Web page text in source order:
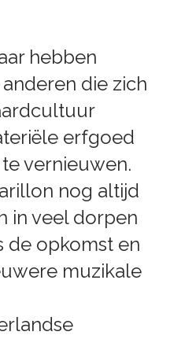
hebben
die zich
erfgoed
vernieuwen.
nog altijd
in veel dorpen
de opkomst en
muzikale